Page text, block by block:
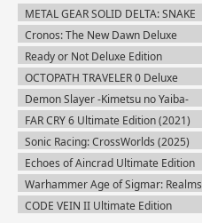
METAL GEAR SOLID DELTA: SNAKE
EATER v.1.2.4 (2025) Пиратка
Cronos: The New Dawn Deluxe
Edition v.1.4.0.0 (2025) Пиратка
Ready or Not Deluxe Edition
v.117216 + Все DLC (2023)
Пиратка
OCTOPATH TRAVELER 0 Deluxe
Edition v.1.0.8 (2025) Portable
Demon Slayer -Kimetsu no Yaiba-
The Hinokami Chronicles 2 (2025)
Steam-Rip
FAR CRY 6 Ultimate Edition (2021)
Uplay-Rip
Sonic Racing: CrossWorlds (2025)
Steam-Rip
Echoes of Aincrad Ultimate Edition
(2026) Steam-Rip
Warhammer Age of Sigmar: Realms
of Ruin Ultimate Edition (2023)
Steam-Rip
CODE VEIN II Ultimate Edition